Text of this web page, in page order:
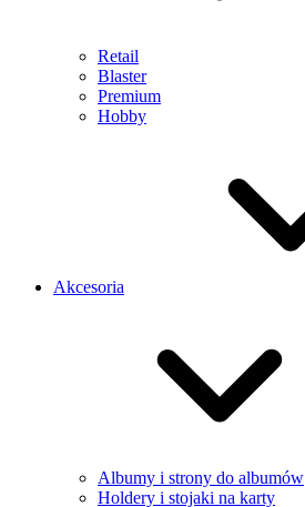
Retail
Blaster
Premium
Hobby
Akcesoria
Albumy i strony do albumów
Holdery i stojaki na karty